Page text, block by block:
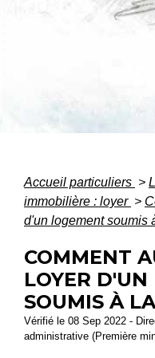
Accueil particuliers >
immobilière : loyer >
d'un logement soumis
COMMENT
LOYER
SOUMIS À
Vérifié le 08 Sep 2022 -
administrative (Première